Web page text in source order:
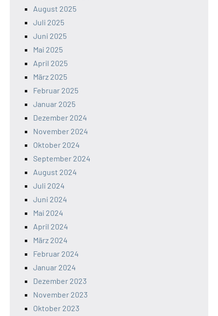
August 2025
Juli 2025
Juni 2025
Mai 2025
April 2025
März 2025
Februar 2025
Januar 2025
Dezember 2024
November 2024
Oktober 2024
September 2024
August 2024
Juli 2024
Juni 2024
Mai 2024
April 2024
März 2024
Februar 2024
Januar 2024
Dezember 2023
November 2023
Oktober 2023